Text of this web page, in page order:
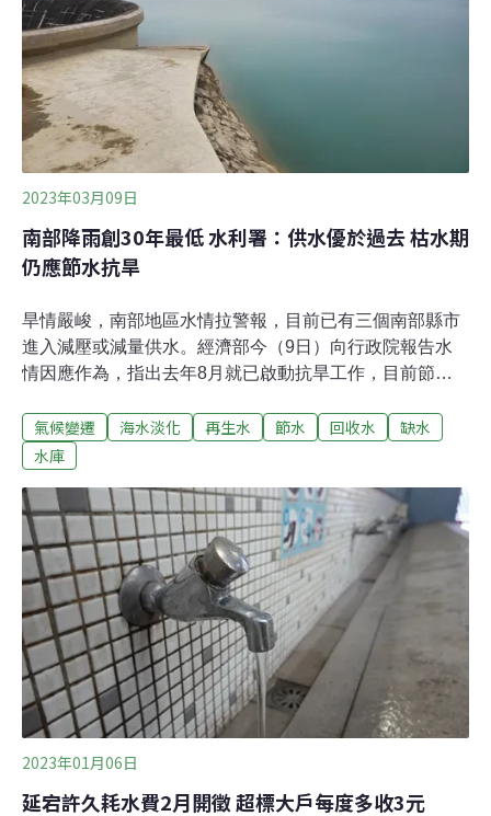
相關因應對策」報告並備質詢。
2023年03月09日
南部降雨創30年最低 水利署：供水優於過去 枯水期
仍應節水抗旱
旱情嚴峻，南部地區水情拉警報，目前已有三個南部縣市
進入減壓或減量供水。經濟部今（9日）向行政院報告水
情因應作為，指出去年8月就已啟動抗旱工作，目前節水
源。氣象局預估接下來春季降雨仍偏少，經濟部呼籲全民
共同節水。南部三地區水情拉警報 水利署稱供水表現優於
雨，創下30年來最低，水庫蓄水量持續降低，目前嘉義縣
已列入夜間減壓供水的「黃燈」，台南市則是減量供水
「橙燈」，高雄市也在昨（8）日轉為黃燈，昨晚10點開
始減壓供水。經濟部水利署今（9日）於行政院會報告水
情因應作為。水利署長賴建信表示，去年5月統計迄今，
南部集水區降雨量比百年大旱同期更少，從去年8月起就
已展開抗旱工作，透過水庫出水管控、加強灌溉管理及備
援水源等，節水調度成效6.6億噸，超過一座曾文水庫。賴
建信說明，水利署近年全力找水、調
氣候變遷 海水淡化 再生水 節水 回收水
缺水
水庫
2023年01月06日
延宕許久耗水費2月開徵 超標大戶每度多收3元